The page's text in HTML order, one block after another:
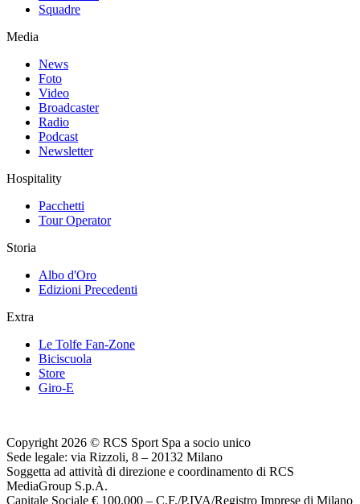
Squadre
Media
News
Foto
Video
Broadcaster
Radio
Podcast
Newsletter
Hospitality
Pacchetti
Tour Operator
Storia
Albo d'Oro
Edizioni Precedenti
Extra
Le Tolfe Fan-Zone
Biciscuola
Store
Giro-E
Copyright 2026 © RCS Sport Spa a socio unico
Sede legale: via Rizzoli, 8 – 20132 Milano
Soggetta ad attività di direzione e coordinamento di RCS
MediaGroup S.p.A.
Capitale Sociale € 100.000 – C.F./P.IVA/Registro Imprese di Milano